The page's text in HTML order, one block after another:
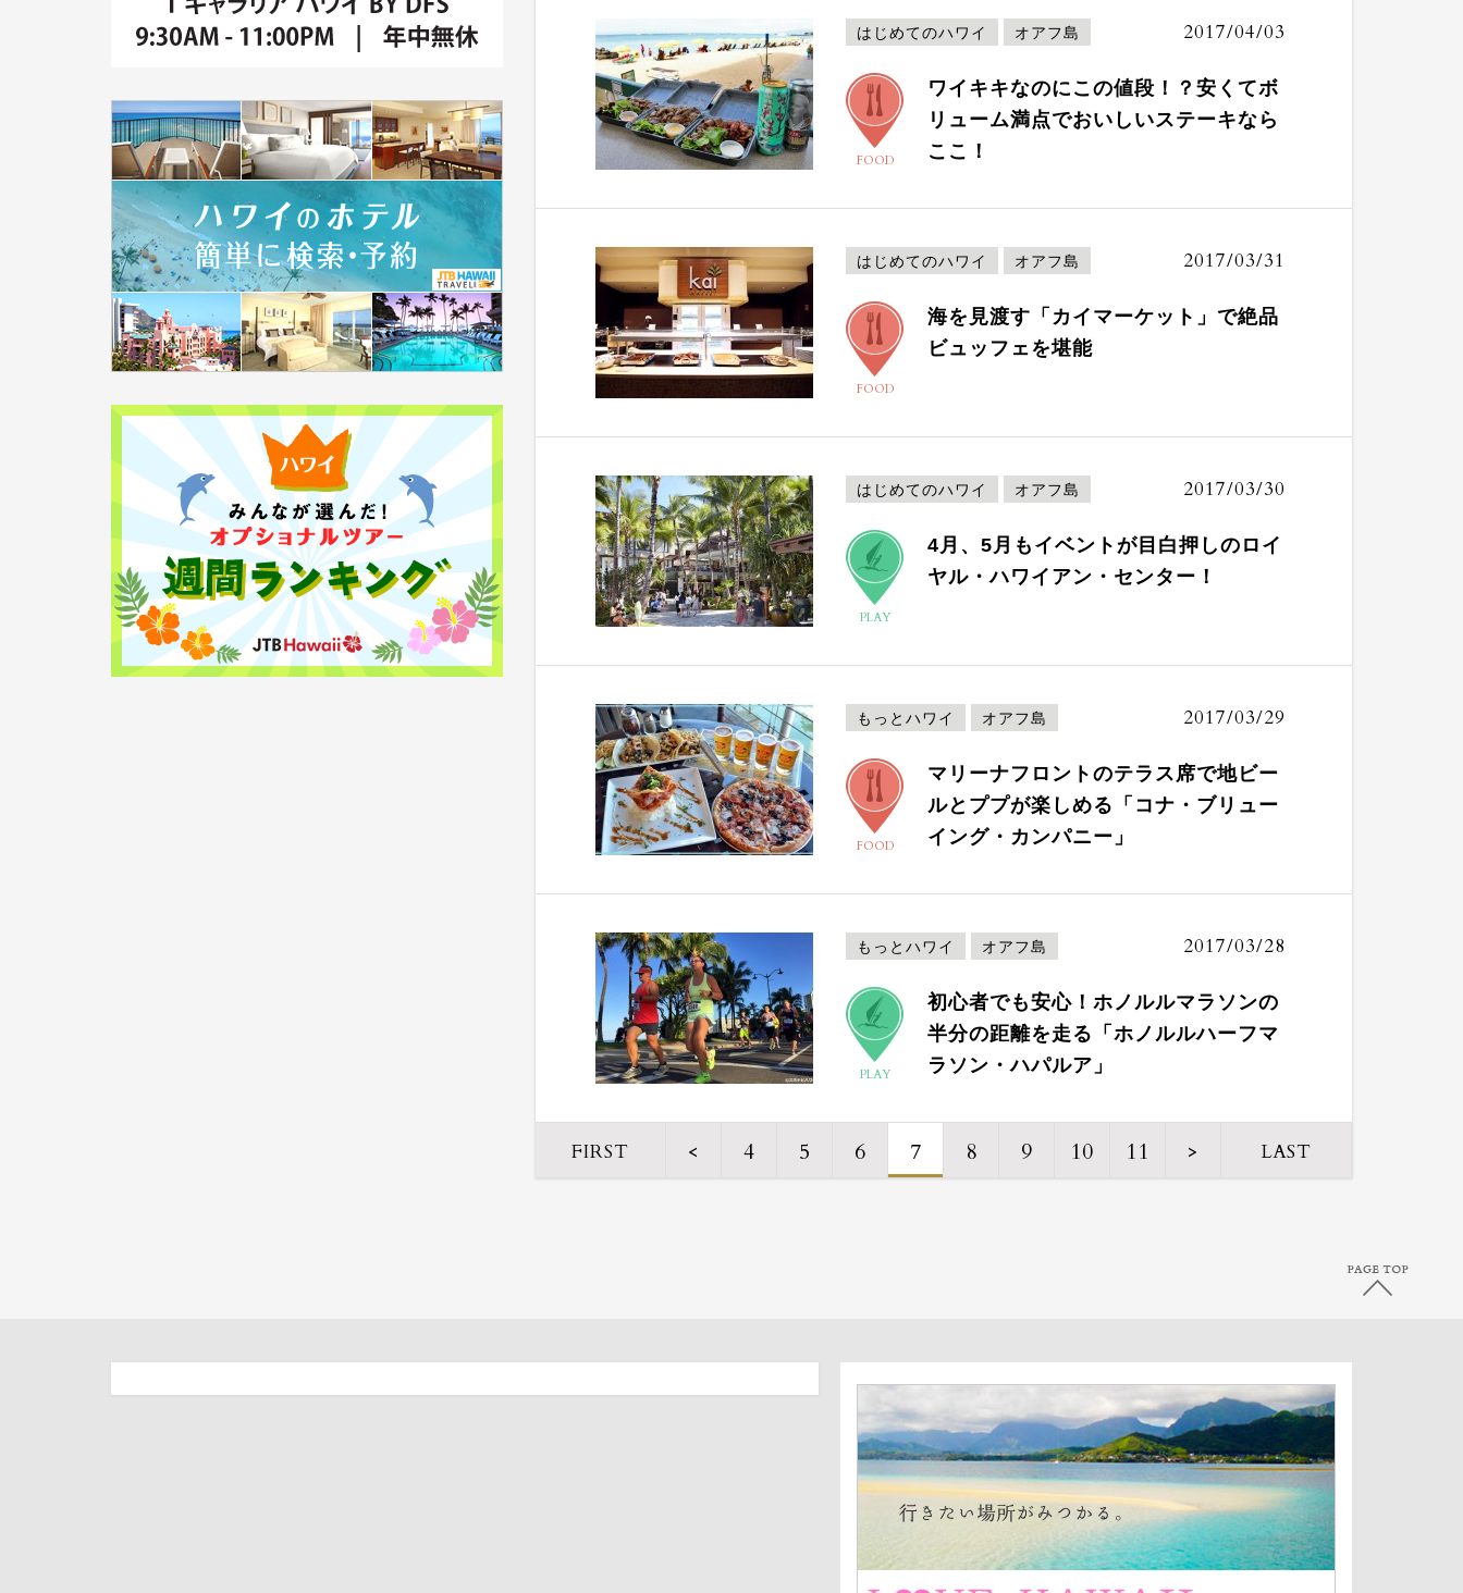
はじめてのハワイ オアフ島 2017/04/03
FOOD
ワイキキなのにこの値段！？安くてボ
リューム満点でおいしいステーキなら
ここ！
はじめてのハワイ オアフ島 2017/03/31
FOOD
海を見渡す「カイマーケット」で絶品
ビュッフェを堪能
はじめてのハワイ オアフ島 2017/03/30
PLAY
4月、5月もイベントが目白押しのロイ
ヤル・ハワイアン・センター！
もっとハワイ オアフ島 2017/03/29
FOOD
マリーナフロントのテラス席で地ビー
ルとププが楽しめる「コナ・ブリュー
イング・カンパニー」
もっとハワイ オアフ島 2017/03/28
PLAY
初心者でも安心！ホノルルマラソンの
半分の距離を走る「ホノルルハーフマ
ラソン・ハパルア」
FIRST < 4 5 6 7 8 9 10 11 > LAST